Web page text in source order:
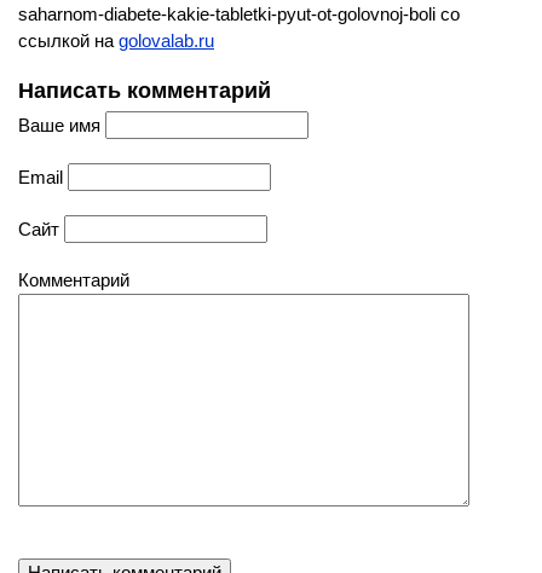
saharnom-diabete-kakie-tabletki-pyut-ot-golovnoj-boli со
ссылкой на golovalab.ru
Написать комментарий
Ваше имя
Email
Сайт
Комментарий